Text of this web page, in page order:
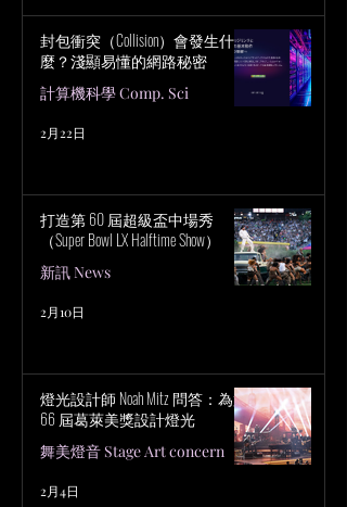
封包衝突（Collision）會發生什
麼？淺顯易懂的網路秘密
計算機科學 Comp. Sci
2月22日
打造第 60 屆超級盃中場秀
（Super Bowl LX Halftime Show）
新訊 News
2月10日
燈光設計師 Noah Mitz 問答：為第
66 屆葛萊美獎設計燈光
舞美燈音 Stage Art concern
2月4日